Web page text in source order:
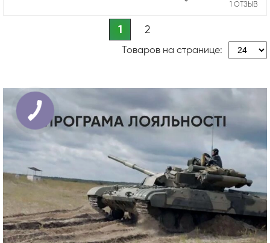
1 ОТЗЫВ
1 2
Товаров на странице: